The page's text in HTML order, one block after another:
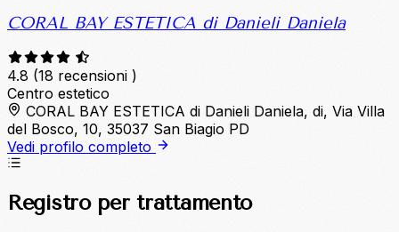
CORAL BAY ESTETICA di Danieli Daniela
4.8 (18 recensioni )
Centro estetico
CORAL BAY ESTETICA di Danieli Daniela, di, Via Villa
del Bosco, 10, 35037 San Biagio PD
Vedi profilo completo
Registro per trattamento